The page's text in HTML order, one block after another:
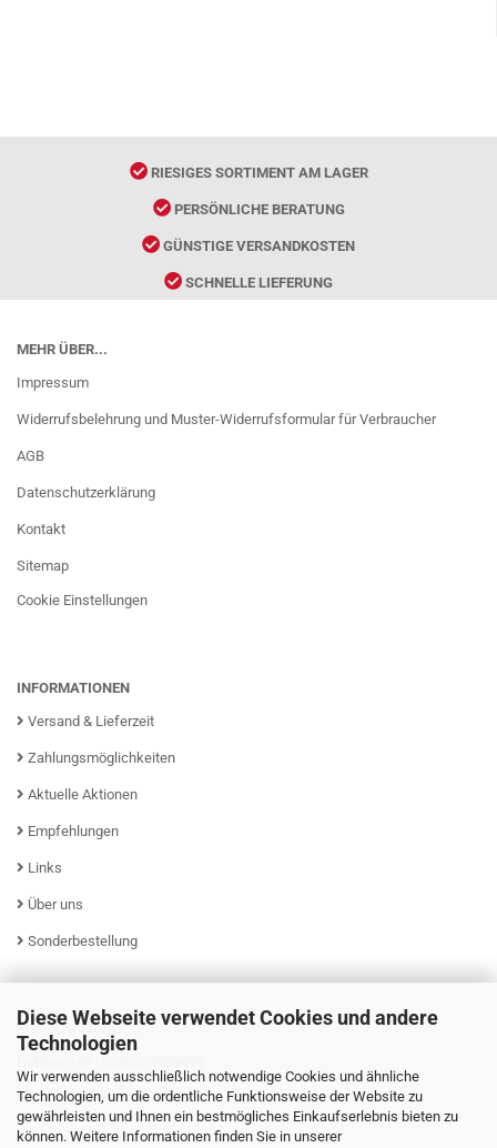
Diese Webseite verwendet Cookies und andere
Technologien
Wir verwenden ausschließlich notwendige Cookies und ähnliche
Technologien, um die ordentliche Funktionsweise der Website zu
gewährleisten und Ihnen ein bestmögliches Einkaufserlebnis bieten zu
können. Weitere Informationen finden Sie in unserer
RIESIGES SORTIMENT AM LAGER
PERSÖNLICHE BERATUNG
GÜNSTIGE VERSANDKOSTEN
SCHNELLE LIEFERUNG
MEHR ÜBER...
Impressum
Widerrufsbelehrung und Muster-Widerrufsformular für Verbraucher
AGB
Datenschutzerklärung
Kontakt
Sitemap
Cookie Einstellungen
INFORMATIONEN
Versand & Lieferzeit
Zahlungsmöglichkeiten
Aktuelle Aktionen
Empfehlungen
Links
Über uns
Sonderbestellung
KUNDENSERVICE
Mo - Fr von 08:00 - 16:00 Uhr